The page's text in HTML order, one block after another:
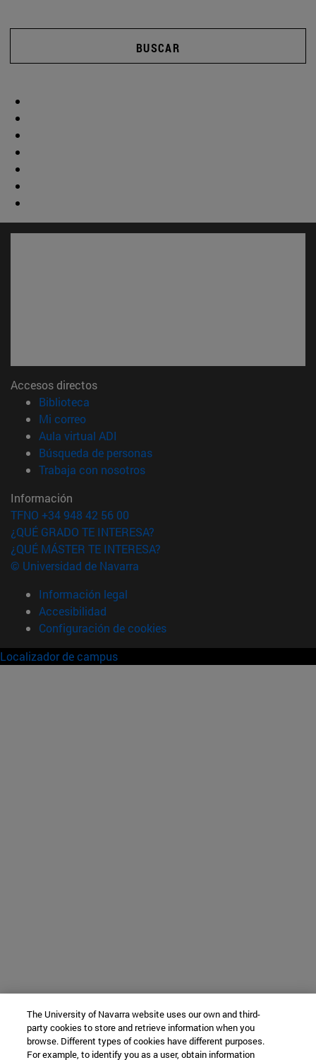
BUSCAR
Accesos directos
Biblioteca
Mi correo(abre en nueva ventana)
Aula virtual ADI
Búsqueda de personas(abre en nueva ventana)
Trabaja con nosotros(abre en nueva ventana)
Información
TFNO +34 948 42 56 00
¿QUÉ GRADO TE INTERESA?
¿QUÉ MÁSTER TE INTERESA?
© Universidad de Navarra
Información legal
Accesibilidad
Configuración de cookies
Localizador de campus
The University of Navarra website uses our own and third-
party cookies to store and retrieve information when you
browse. Different types of cookies have different purposes.
For example, to identify you as a user, obtain information